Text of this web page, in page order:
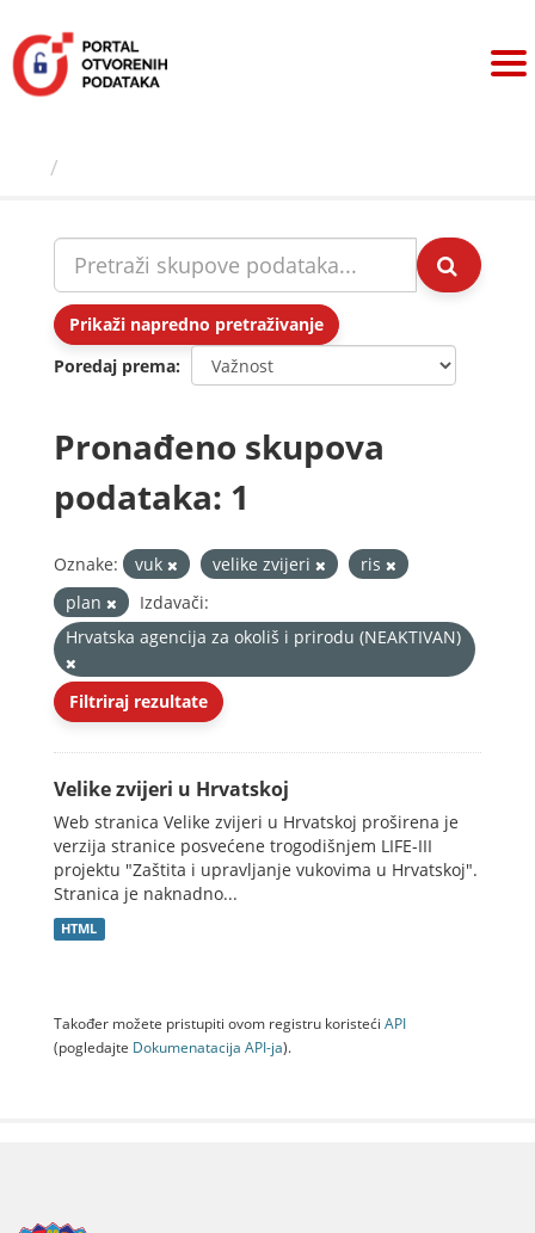
sadržaj
Prikaži napredno pretraživanje
Poredaj prema
Pronađeno skupova
podataka: 1
Oznake: vuk velike zvijeri
ris
plan
Izdavači:
Hrvatska agencija za okoliš i prirodu (NEAKTIVAN)
Filtriraj rezultate
Velike zvijeri u Hrvatskoj
Web stranica Velike zvijeri u Hrvatskoj proširena je
verzija stranice posvećene trogodišnjem LIFE-III
projektu "Zaštita i upravljanje vukovima u Hrvatskoj".
Stranica je naknadno...
HTML
Također možete pristupiti ovom registru koristeći API
(pogledajte Dokumenаtаcijа API-jа).